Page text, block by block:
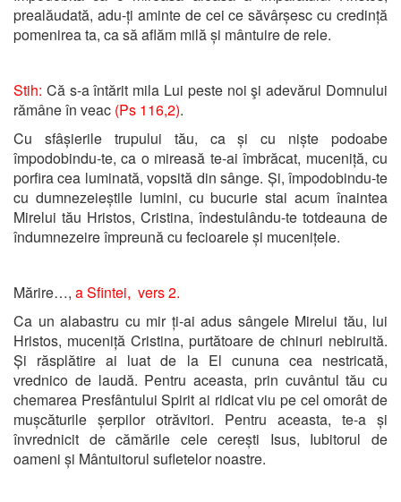
prealăudată, adu-ți aminte de cei ce săvârșesc cu credință
pomenirea ta, ca să aflăm milă și mântuire de rele.
Stih: Că s-a întărit mila Lui peste noi şi adevărul Domnului
rămâne în veac (Ps 116,2).
Cu sfâșierile trupului tău, ca și cu niște podoabe
împodobindu-te, ca o mireasă te-ai îmbrăcat, muceniță, cu
porfira cea luminată, vopsită din sânge. Și, împodobindu-te
cu dumnezeieștile lumini, cu bucurie stai acum înaintea
Mirelui tău Hristos, Cristina, îndestulându-te totdeauna de
îndumnezeire împreună cu fecioarele și mucenițele.
Mărire…, a Sfintei, vers 2.
Ca un alabastru cu mir ți-ai adus sângele Mirelui tău, lui
Hristos, muceniță Cristina, purtătoare de chinuri nebiruită.
Și răsplătire ai luat de la El cununa cea nestricată,
vrednico de laudă. Pentru aceasta, prin cuvântul tău cu
chemarea Presfântului Spirit ai ridicat viu pe cel omorât de
mușcăturile șerpilor otrăvitori. Pentru aceasta, te-a și
învrednicit de cămările cele cerești Isus, Iubitorul de
oameni și Mântuitorul sufletelor noastre.